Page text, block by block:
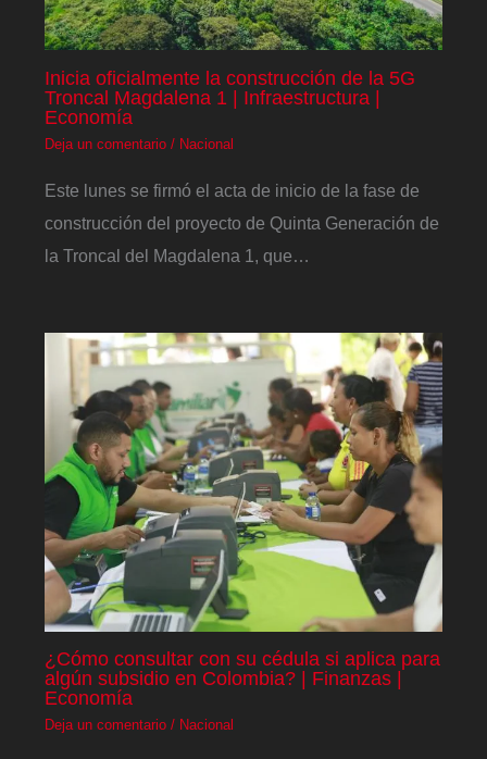
Inicia oficialmente la construcción de la 5G
Troncal Magdalena 1 | Infraestructura |
Economía
Deja un comentario / Nacional
Este lunes se firmó el acta de inicio de la fase de
construcción del proyecto de Quinta Generación de
la Troncal del Magdalena 1, que…
¿Cómo consultar con su cédula si aplica para
algún subsidio en Colombia? | Finanzas |
Economía
Deja un comentario / Nacional